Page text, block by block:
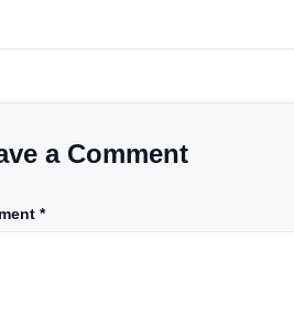
first
a Comment
*